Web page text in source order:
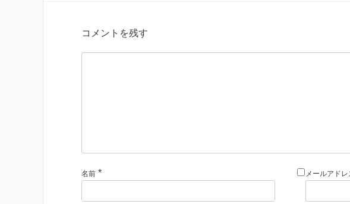
コメントを残す
名前 * メールアドレ